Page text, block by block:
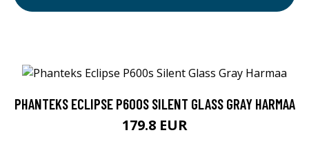
PHANTEKS ECLIPSE P600S SILENT GLASS GRAY HARMAA
179.8 EUR